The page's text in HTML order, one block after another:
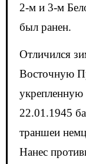
2-м и 3-м
был ранен.
Отличился
Восточную
укрепленную
22.01.1945
траншеи
Нанес